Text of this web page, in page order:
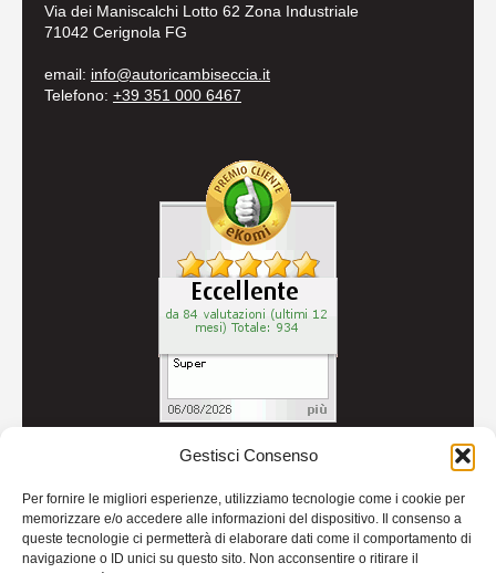
Gestisci Consenso
Per fornire le migliori esperienze, utilizziamo tecnologie come i cookie per
memorizzare e/o accedere alle informazioni del dispositivo. Il consenso a
queste tecnologie ci permetterà di elaborare dati come il comportamento di
navigazione o ID unici su questo sito. Non acconsentire o ritirare il
Via dei Maniscalchi Lotto 62 Zona Industriale
71042 Cerignola FG
email: info@autoricambiseccia.it
Telefono: +39 351 000 6467
Credits